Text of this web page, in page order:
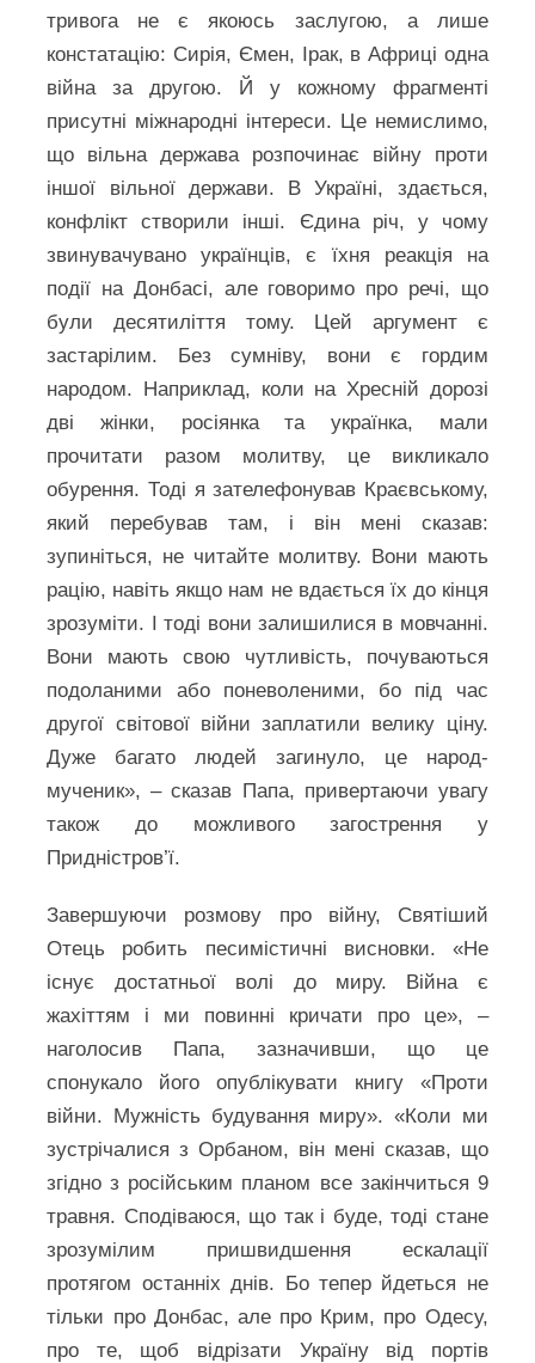
тривога не є якоюсь заслугою, а лише
констатацію: Сирія, Ємен, Ірак, в Африці одна
війна за другою. Й у кожному фрагменті
присутні міжнародні інтереси. Це немислимо,
що вільна держава розпочинає війну проти
іншої вільної держави. В Україні, здається,
конфлікт створили інші. Єдина річ, у чому
звинувачувано українців, є їхня реакція на
події на Донбасі, але говоримо про речі, що
були десятиліття тому. Цей аргумент є
застарілим. Без сумніву, вони є гордим
народом. Наприклад, коли на Хресній дорозі
дві жінки, росіянка та українка, мали
прочитати разом молитву, це викликало
обурення. Тоді я зателефонував Краєвському,
який перебував там, і він мені сказав:
зупиніться, не читайте молитву. Вони мають
рацію, навіть якщо нам не вдається їх до кінця
зрозуміти. І тоді вони залишилися в мовчанні.
Вони мають свою чутливість, почуваються
подоланими або поневоленими, бо під час
другої світової війни заплатили велику ціну.
Дуже багато людей загинуло, це народ-
мученик», – сказав Папа, привертаючи увагу
також до можливого загострення у
Придністров’ї.
Завершуючи розмову про війну, Святіший
Отець робить песимістичні висновки. «Не
існує достатньої волі до миру. Війна є
жахіттям і ми повинні кричати про це», –
наголосив Папа, зазначивши, що це
спонукало його опублікувати книгу «Проти
війни. Мужність будування миру». «Коли ми
зустрічалися з Орбаном, він мені сказав, що
згідно з російським планом все закінчиться 9
травня. Сподіваюся, що так і буде, тоді стане
зрозумілим пришвидшення ескалації
протягом останніх днів. Бо тепер йдеться не
тільки про Донбас, але про Крим, про Одесу,
про те, щоб відрізати Україну від портів